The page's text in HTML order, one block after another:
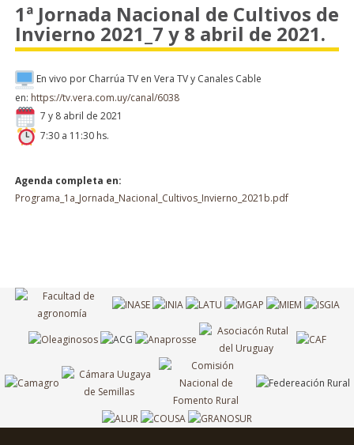
1ª Jornada Nacional de Cultivos de
Invierno 2021_7 y 8 abril de 2021.
En vivo por Charrúa TV en Vera TV y Canales Cable
en: https://tv.vera.com.uy/canal/6038
7 y 8 abril de 2021
7:30 a 11:30 hs.
Agenda completa en:
Programa_1a_Jornada_Nacional_Cultivos_Invierno_2021b.pdf